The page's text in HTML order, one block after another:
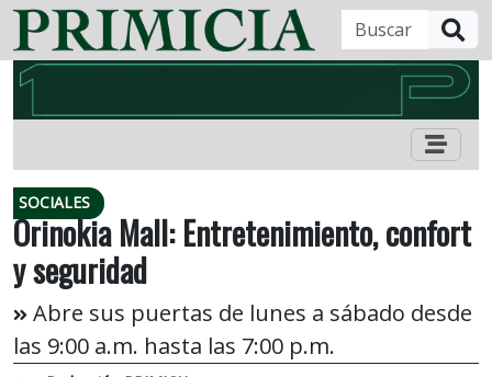
SOCIALES
Orinokia Mall: Entretenimiento, confort
y seguridad
Abre sus puertas de lunes a sábado desde
las 9:00 a.m. hasta las 7:00 p.m.